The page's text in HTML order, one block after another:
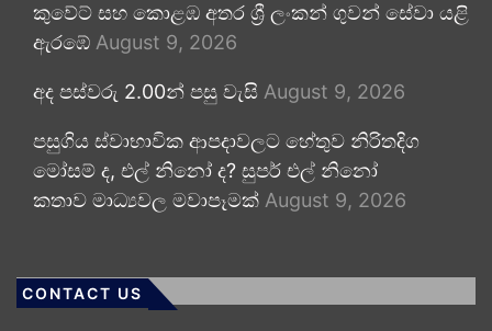
කුවේට් සහ කොළඹ අතර ශ්‍රී ලංකන් ගුවන් සේවා යළි
ඇරඹේ August 9, 2026
අද පස්වරු 2.00න් පසු වැසි August 9, 2026
පසුගිය ස්වාභාවික ආපදාවලට හේතුව නිරිතදිග
මෝසම් ද, එල් නිනෝ ද? සුපර් එල් නිනෝ
කතාව මාධ්‍යවල මවාපෑමක් August 9, 2026
CONTACT US